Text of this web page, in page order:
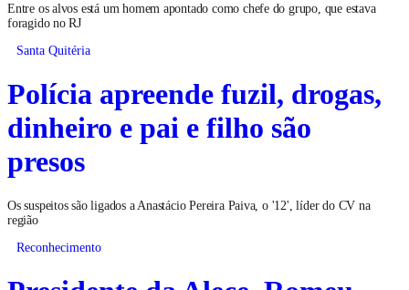
Entre os alvos está um homem apontado como chefe do grupo, que estava
foragido no RJ
Santa Quitéria
Polícia apreende fuzil, drogas,
dinheiro e pai e filho são
presos
Os suspeitos são ligados a Anastácio Pereira Paiva, o '12', líder do CV na
região
Reconhecimento